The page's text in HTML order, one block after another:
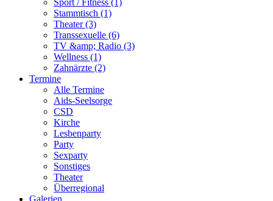
Sport / Fitness (1)
Stammtisch (1)
Theater (3)
Transsexuelle (6)
TV &amp; Radio (3)
Wellness (1)
Zahnärzte (2)
Termine
Alle Termine
Aids-Seelsorge
CSD
Kirche
Lesbenparty
Party
Sexparty
Sonstiges
Theater
Überregional
Galerien